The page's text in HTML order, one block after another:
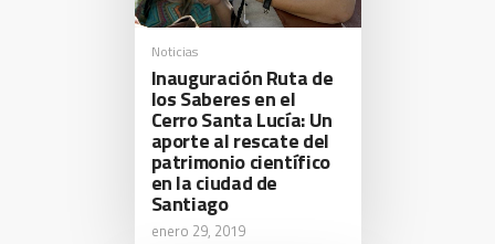
Noticias
Inauguración Ruta de
los Saberes en el
Cerro Santa Lucía: Un
aporte al rescate del
patrimonio científico
en la ciudad de
Santiago
enero 29, 2019